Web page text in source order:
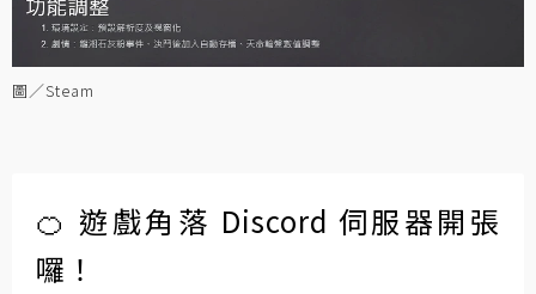
圖／Steam
🍊 遊戲角落 Discord 伺服器開張
囉！